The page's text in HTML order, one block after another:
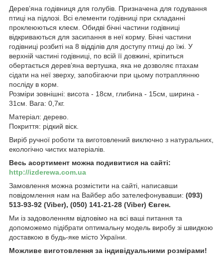
Дерев’яна годівниця для голубів. Призначена для годування
птиці на підлозі. Всі елементи годівниці при складанні
проклеюються клеєм. Обидві бічні частини годівниці
відкриваються для засипання в неї корму. Бічні частини
годівниці розбиті на 8 відділів для доступу птиці до їжі. У
верхній частині годівниці, по всій її довжині, кріпиться
обертається дерев’яна вертушка, яка не дозволяє птахам
сідати на неї зверху, запобігаючи при цьому потраплянню
посліду в корм.
Розміри зовнішні: висота - 18см, глибина - 15см, ширина -
31см. Вага: 0,7кг.
Матеріал: дерево.
Покриття: рідкий віск.
Виріб ручної роботи та виготовлений виключно з натуральних,
екологічно чистих матеріалів.
Весь асортимент можна подивитися на сайті:
http://izderewa.com.ua
Замовлення можна розмістити на сайті, написавши
повідомлення нам на Вайбер або зателефонувавши: (093)
513-93-92 (Viber), (050) 141-21-28 (Viber) Євген.
Ми із задоволенням відповімо на всі ваші питання та
допоможемо підібрати оптимальну модель виробу зі швидкою
доставкою в будь-яке місто України.
Можливе виготовлення за індивідуальними розмірами!